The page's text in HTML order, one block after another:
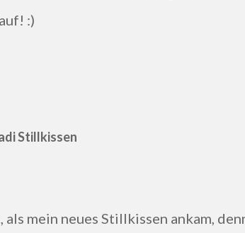
:)
Stillkissen
mein neues Stillkissen ankam,